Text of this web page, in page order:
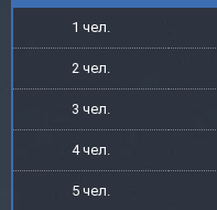
1 чел.
2 чел.
3 чел.
4 чел.
5 чел.